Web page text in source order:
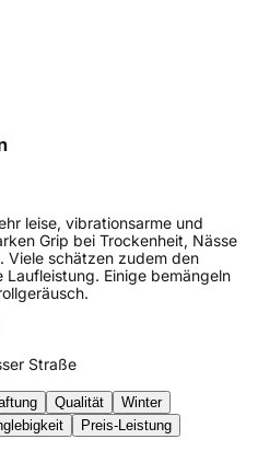
leise, vibrationsarme und
Grip bei Trockenheit, Nässe
Viele schätzen zudem den
Einige bemängeln
Straße
Qualität
Winter
Preis-Leistung